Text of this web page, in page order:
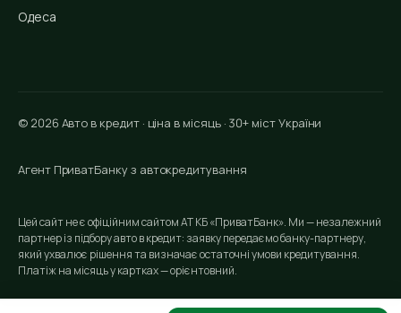
Одеса
© 2026 Авто в кредит · ціна в місяць · 30+ міст України
Агент ПриватБанку з автокредитування
Цей сайт не є офіційним сайтом АТ КБ «ПриватБанк». Ми — незалежний
партнер із підбору авто в кредит: заявку передаємо банку-партнеру,
який ухвалює рішення та визначає остаточні умови кредитування.
Платіж на місяць у картках — орієнтовний.